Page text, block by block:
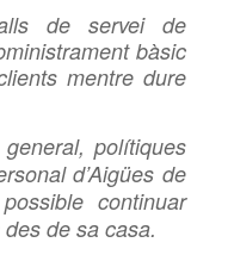
de servei de
bàsic
mentre dure
polítiques
d’Aigües de
continuar
de sa casa.